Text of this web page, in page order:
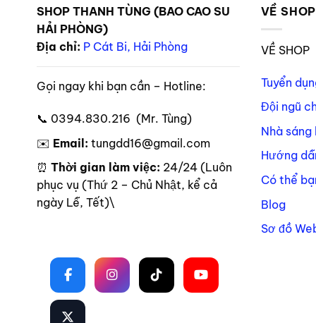
sản phẩm thường nhỏ gọn, hình bầu dục hoặc
Hiện nay trên thị trường có khá nhiều dòng:
Trứng rung điều khiển từ xa
Trứng rung không dây
Trứng rung mini cho người mới
Trứng rung nhiều chế độ rung mạnh nhẹ
Trứng rung đôi dành cho cặp đôi
Điểm khiến sản phẩm này được nhiều người ở Hải
Nhiều bạn nữ chia sẻ rằng ban đầu khá ngại tìm
thường xuyên stress hoặc ít thời gian dành cho bản
Vì sao trứng rung tình yêu Hải
SHOP THANH TÙNG (BAO CAO SU
HẢI PHÒNG)
Địa chỉ: P Cát Bi, Hải Phòng
Gọi ngay khi bạn cần – Hotline:
📞 0394.830.216 (Mr. Tùng)
✉️ Email: tungdd16@gmail.com
⏰ Thời gian làm việc: 24/24 (Luôn
phục vụ (Thứ 2 – Chủ Nhật, kể cả
ngày Lễ, Tết)\
VỀ SHOP
VỀ SHOP
Tuyển
Đội ngũ
Nhà sáng
Hướng
Có thể
Blog
Sơ đồ